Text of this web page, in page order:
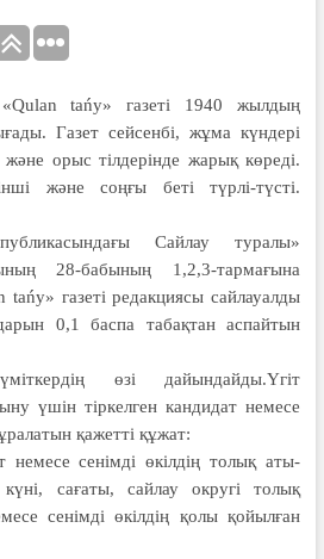
tańy» газеті 1940 жылдың
Газет сейсенбі, жұма күндері
және орыс тілдерінде жарық көреді.
және соңғы беті түрлі-түсті.
Сайлау туралы»
28-бабының 1,2,3-тармағына
tańy» газеті редакциясы сайлауалды
0,1 баспа табақтан аспайтын
өзі дайындайды.Үгіт
үшін тіркелген кандидат немесе
қажетті құжат:
немесе сенімді өкілдің толық аты-
сағаты, сайлау округі толық
сенімді өкілдің қолы қойылған